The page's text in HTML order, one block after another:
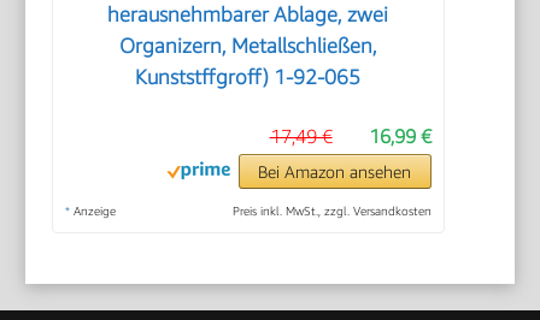
herausnehmbarer Ablage, zwei
Organizern, Metallschließen,
Kunststffgroff) 1-92-065
16,99 €
17,49 €
Bei Amazon ansehen
* Anzeige Preis inkl. MwSt., zzgl. Versandkosten